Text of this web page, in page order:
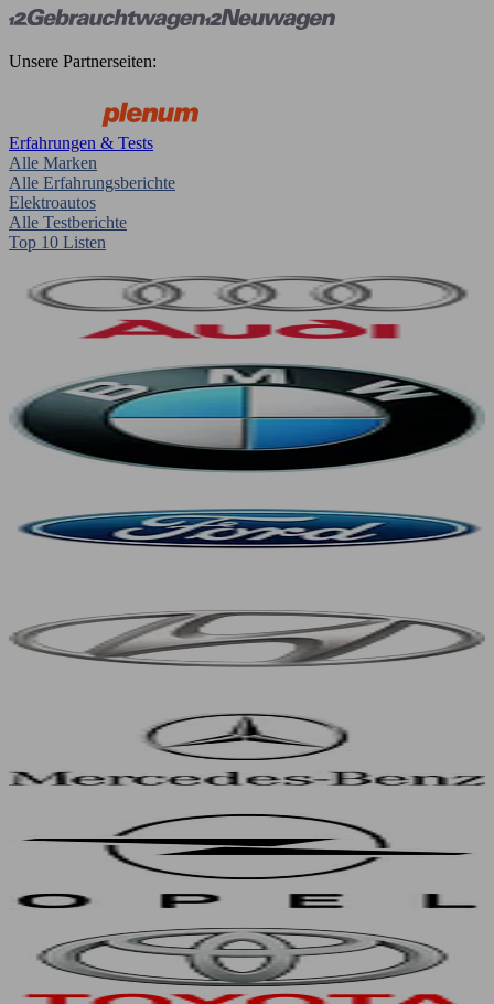
Unsere Partnerseiten:
Erfahrungen & Tests
Alle Marken
Alle Erfahrungsberichte
Elektroautos
Alle Testberichte
Top 10 Listen